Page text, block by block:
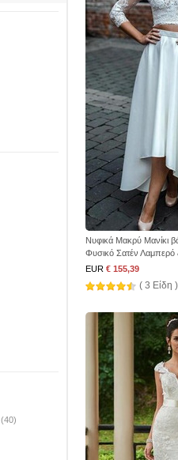
(40)
Νυφικά Μακρύ Μανίκι
Φυσικό Σατέν Λαμπερό
EUR € 155,39
( 3 Είδη )